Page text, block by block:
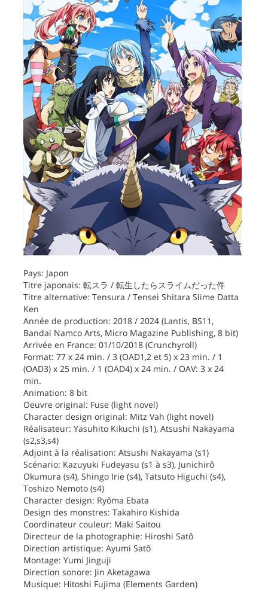
Pays: Japon
Titre japonais: 転スラ / 転生したらスライムだった件
Titre alternative: Tensura / Tensei Shitara Slime Datta
Ken
Année de production: 2018 / 2024 (Lantis, BS11,
Bandai Namco Arts, Micro Magazine Publishing, 8 bit)
Arrivée en France: 01/10/2018 (Crunchyroll)
Format: 77 x 24 min. / 3 (OAD1,2 et 5) x 23 min. / 1
(OAD3) x 25 min. / 1 (OAD4) x 24 min. / OAV: 3 x 24
min.
Animation: 8 bit
Oeuvre original: Fuse (light novel)
Character design original: Mitz Vah (light novel)
Réalisateur: Yasuhito Kikuchi (s1), Atsushi Nakayama
(s2,s3,s4)
Adjoint à la réalisation: Atsushi Nakayama (s1)
Scénario: Kazuyuki Fudeyasu (s1 à s3), Junichirô
Okumura (s4), Shingo Irie (s4), Tatsuto Higuchi (s4),
Toshizo Nemoto (s4)
Character design: Ryôma Ebata
Design des monstres: Takahiro Kishida
Coordinateur couleur: Maki Saitou
Directeur de la photographie: Hiroshi Satô
Direction artistique: Ayumi Satô
Montage: Yumi Jinguji
Direction sonore: Jin Aketagawa
Musique: Hitoshi Fujima (Elements Garden)